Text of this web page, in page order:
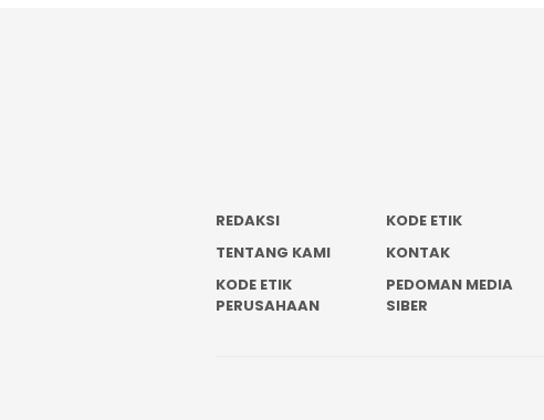
REDAKSI KODE ETIK
TENTANG KAMI
KONTAK
KODE ETIK
PERUSAHAAN
PEDOMAN MEDIA
SIBER